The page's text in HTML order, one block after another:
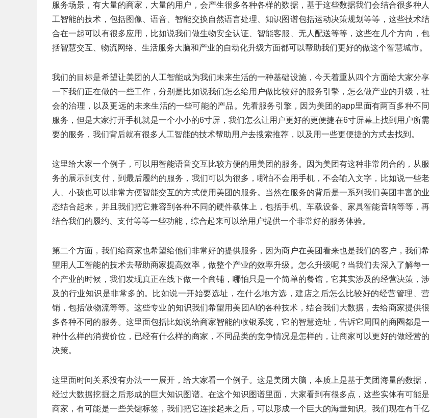
服务场景，有大量的商家，大量的用户，会产生很多各种各样的数据，基于这些数据我们会结合很多种人
工智能的技术，包括图像、语音、智能交换自然语言处理、知识图谱包括运动决策规划等等，这些技术结
合在一起可以有很多应用，比如说我们做生物安全认证、智能客服、无人配送等等，这些在几个方向，包
括智慧交互、物流网络、生活服务大脑和产业的自动化升级方面都可以帮助我们更好的做这个智慧城市。
我们的目标是希望让美团的人工智能成为我们未来生活的一种基础设施，今天着重从四个方面给大家分享
一下我们正在做的一些工作，分别是比如说我们怎么给用户做比较好的服务引擎，怎么做产业的升级，社
会的治理，以及更远的未来生活的一些可能的产品。先看服务引擎，因为美团的app里面有两百多种不同
服务，但是大家打开手机就是一个小小的6寸屏，我们怎么让用户更好的更便捷在6寸屏幕上找到用户所需
要的服务，我们背后就有很多人工智能的技术帮助用户去搜索推荐，以及用一些更便捷的方式去找到。
这里给大家一个例子，可以用智能语音交互比较方便的用美团的服务。因为美团有这种非常闭合的，从服
务的展示到支付，到最后履约的服务，我们可以为很多，哪怕不会用手机，不会输入文字，比如说一些老
人、小孩也可以非常方便智能交互的方式使用美团的服务。当然在服务的背后是一系列我们美团丰富的业
态结合起来，并且我们把它兼容到各种不同的硬件载体上，包括手机、车载设备、家具智能音响等等，再
结合我们的履约、支付等等一些功能，综合起来可以给用户提供一个非常好的服务体验。
第二个方面，我们给商家也希望给他们非常好的提供服务，因为商户在美团看来也是我们的客户，我们希
望用人工智能的技术去帮助商家提高效率，做整个产业的效率升级。怎么升级呢？当我们去深入了解每一
个产业的时候，我们发现真正在线下做一个商铺，哪怕只是一个简单的餐馆，它其实涉及的经营决策，涉
及的行业知识是非常多的。比如说一开始要选址，在什么地方选，建店之后怎么比较好的经营管理、营
销，包括做物流等等。这些专业的知识我们希望用美团AI的各种技术，结合我们大数据，去给商家提供很
多各种不同的服务。这里面包括比如说给商家智能的收银系统，它的智慧选址，告诉它周围的商圈都是一
种什么样的消费价位，已经有什么样的商家，不同品类的竞争情况是怎样的，让商家可以更好的做经营的
决策。
这里面时间关系没有办法一一展开，给大家看一个例子。这是美团大脑，本质上是基于美团海量的数据，
经过大数据挖掘之后形成的巨大知识图谱。在这个知识图谱里面，大家看到有很多点，这些实体有可能是
商家，有可能是一些关键标签，我们把它连接起来之后，可以形成一个巨大的海量知识。我们现在有千亿